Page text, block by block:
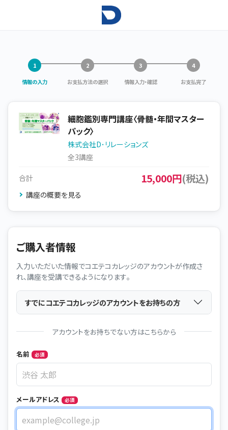
情報の入力 お支払方法の選択 情報入力・確認 お支払完了
細胞鑑別専門講座〈骨髄・年間マスター
パック〉
株式会社D･リレーションズ
全3講座
合計 15,000円(税込)
講座の概要を見る
ご購入者情報
入力いただいた情報でコエテコカレッジのアカウントが作成さ
れ、講座を受講できるようになります。
すでにコエテコカレッジのアカウントをお持ちの方
アカウントをお持ちでない方はこちらから
Name
名前 必須
メールアドレス 必須
メールアドレス